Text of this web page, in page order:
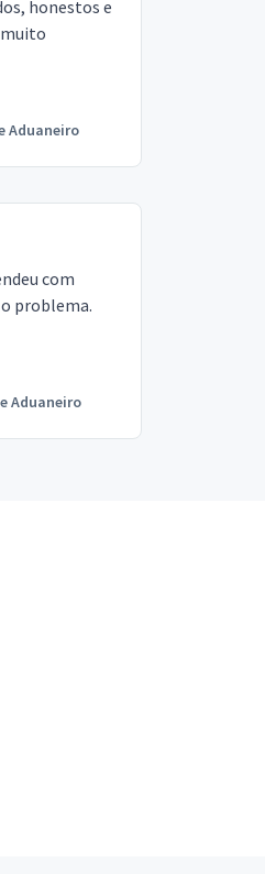
honestos e
Aduaneiro
com
problema.
Aduaneiro